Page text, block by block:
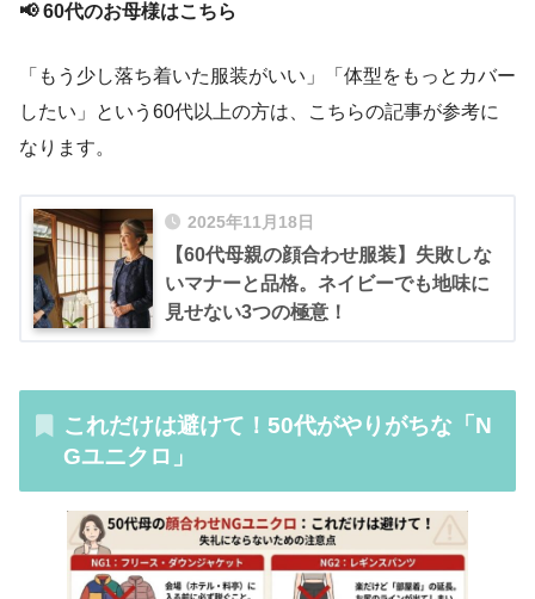
📢 60代のお母様はこちら
「もう少し落ち着いた服装がいい」「体型をもっとカバー
したい」という60代以上の方は、こちらの記事が参考に
なります。
2025年11月18日
【60代母親の顔合わせ服装】失敗しな
いマナーと品格。ネイビーでも地味に
見せない3つの極意！
これだけは避けて！50代がやりがちな「N
Gユニクロ」